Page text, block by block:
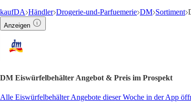
kaufDA Händler Drogerie-und-Parfuemerie DM Sortiment
Anzeigen
DM Eiswürfelbehälter Angebot & Preis im Prospekt
Alle Eiswürfelbehälter Angebote dieser Woche in der App